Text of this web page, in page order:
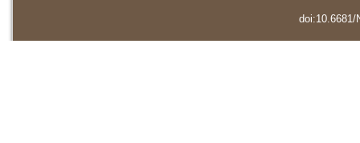
doi:10.6681/